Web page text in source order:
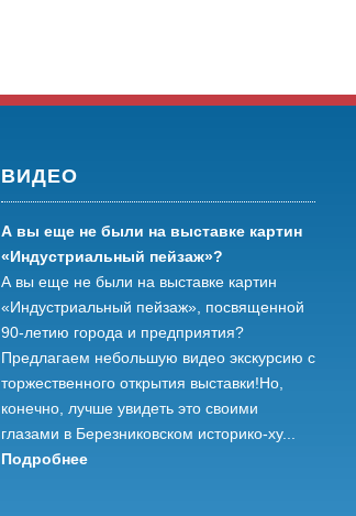
ВИДЕО
А вы еще не были на выставке картин
«Индустриальный пейзаж»?
А вы еще не были на выставке картин
«Индустриальный пейзаж», посвященной
90-летию города и предприятия?
Предлагаем небольшую видео экскурсию с
торжественного открытия выставки!Но,
конечно, лучше увидеть это своими
глазами в Березниковском историко-ху...
Подробнее